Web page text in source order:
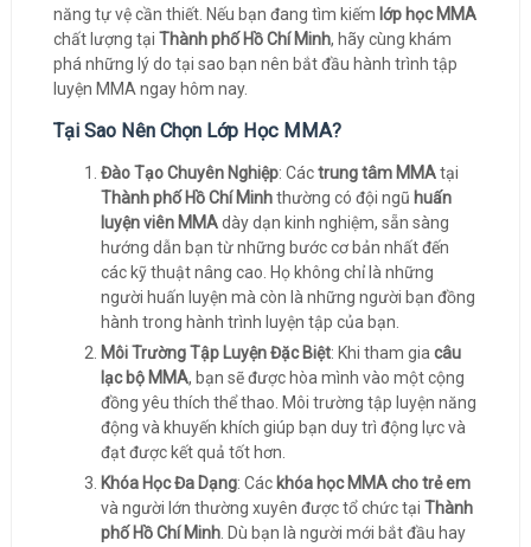
năng tự vệ cần thiết. Nếu bạn đang tìm kiếm lớp học MMA
chất lượng tại Thành phố Hồ Chí Minh, hãy cùng khám
phá những lý do tại sao bạn nên bắt đầu hành trình tập
luyện MMA ngay hôm nay.
Tại Sao Nên Chọn Lớp Học MMA?
Đào Tạo Chuyên Nghiệp: Cáctrung tâm MMAtại
Thành phố Hồ Chí Minhthường có đội ngũ huấn
luyện viên MMAdày dạn kinh nghiệm, sẵn sàng
hướng dẫn bạn từ những bước cơ bản nhất đến
các kỹ thuật nâng cao. Họ không chỉ là những
người huấn luyện mà còn là những người bạn đồng
hành trong hành trình luyện tập của bạn.
Môi Trường Tập Luyện Đặc Biệt: Khi tham gia câu
lạc bộ MMA, bạn sẽ được hòa mình vào một cộng
đồng yêu thích thể thao. Môi trường tập luyện năng
động và khuyến khích giúp bạn duy trì động lực và
đạt được kết quả tốt hơn.
Khóa Học Đa Dạng: Các khóa học MMA cho trẻ em
và người lớn thường xuyên được tổ chức tại Thành
phố Hồ Chí Minh. Dù bạn là người mới bắt đầu hay